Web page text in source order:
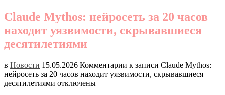
Claude Mythos: нейросеть за 20 часов
находит уязвимости, скрывавшиеся
десятилетиями
в Новости 15.05.2026 Комментарии к записи Claude Mythos:
нейросеть за 20 часов находит уязвимости, скрывавшиеся
десятилетиями отключены